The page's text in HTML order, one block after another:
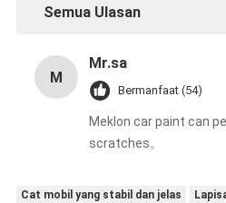
Semua Ulasan
M
Mr.sa
Bermanfaat (54)
Meklon car paint can
scratches。
Cat mobil yang stabil dan jelas